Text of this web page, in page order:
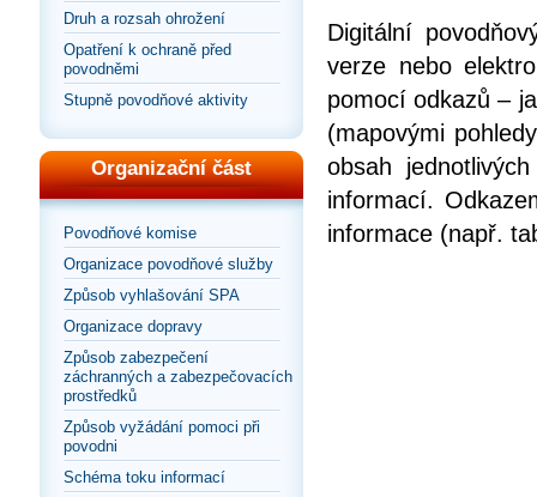
Druh a rozsah ohrožení
Opatření k ochraně před
povodněmi
Stupně povodňové aktivity
Organizační část
Povodňové komise
Organizace povodňové služby
Způsob vyhlašování SPA
Organizace dopravy
Způsob zabezpečení
záchranných a zabezpečovacích
prostředků
Způsob vyžádání pomoci při
povodni
Schéma toku informací
Digitální
verze nebo
pomocí odkazů –
(mapovými
obsah
informací.
informace (např.